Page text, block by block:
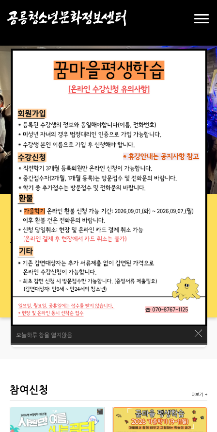
온라인 수강신청
(평생학습)
시설안내 공지사항 오시는길
휴관일
08/10(월)
휴관
정기휴관일
08/15(토)
휴관
광복절
휴관 휴관
정기휴관일
참여신청 더보기 +
오늘하루 창을 열지않음